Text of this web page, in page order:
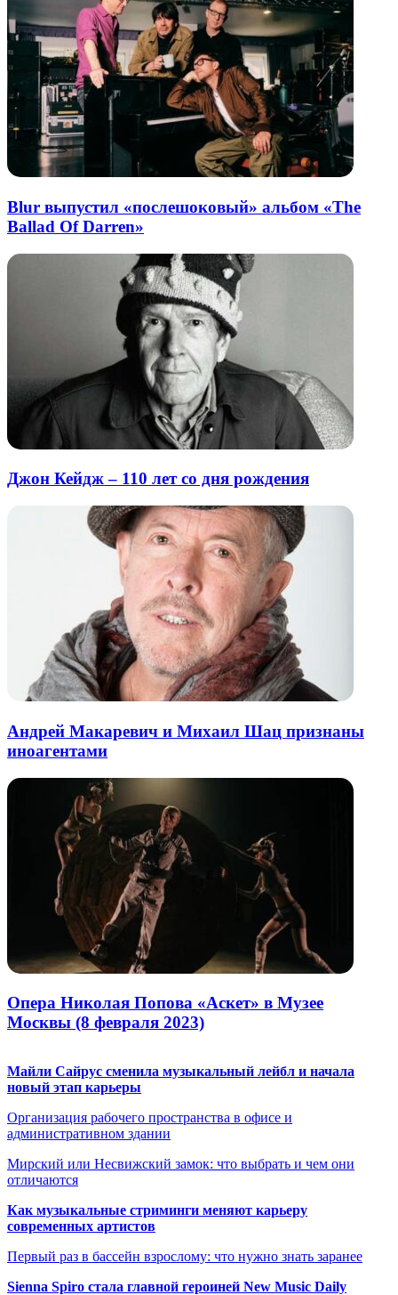
Blur выпустил «послешоковый» альбом «The
Ballad Of Darren»
Джон Кейдж – 110 лет со дня рождения
Андрей Макаревич и Михаил Шац признаны
иноагентами
Опера Николая Попова «Аскет» в Музее
Москвы (8 февраля 2023)
Майли Сайрус сменила музыкальный лейбл и начала
новый этап карьеры
Организация рабочего пространства в офисе и
административном здании
Мирский или Несвижский замок: что выбрать и чем они
отличаются
Как музыкальные стриминги меняют карьеру
современных артистов
Первый раз в бассейн взрослому: что нужно знать заранее
Sienna Spiro стала главной героиней New Music Daily